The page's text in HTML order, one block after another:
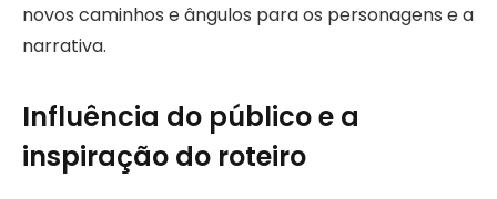
novos caminhos e ângulos para os personagens e a
narrativa.
Influência do público e a
inspiração do roteiro